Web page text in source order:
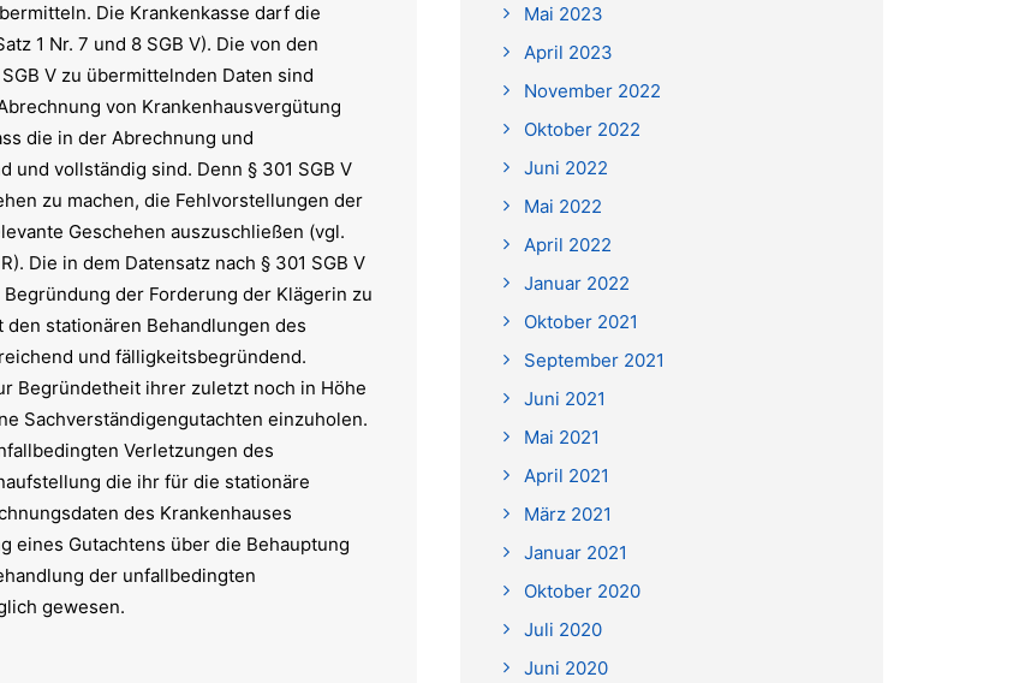
Die Krankenkasse darf die
1 Nr. 7 und 8 SGB V). Die von den
V zu übermittelnden Daten sind
von Krankenhausvergütung
die in der Abrechnung und
vollständig sind. Denn § 301 SGB V
zu machen, die Fehlvorstellungen der
Geschehen auszuschließen (vgl.
Die in dem Datensatz nach § 301 SGB V
der Forderung der Klägerin zu
stationären Behandlungen des
und fälligkeitsbegründend.
Begründetheit ihrer zuletzt noch in Höhe
Sachverständigengutachten einzuholen.
Verletzungen des
die ihr für die stationäre
des Krankenhauses
eines Gutachtens über die Behauptung
der unfallbedingten
gewesen.
Mai 2023
April 2023
November 2022
Oktober 2022
Juni 2022
Mai 2022
April 2022
Januar 2022
Oktober 2021
September 2021
Juni 2021
Mai 2021
April 2021
März 2021
Januar 2021
Oktober 2020
Juli 2020
Juni 2020